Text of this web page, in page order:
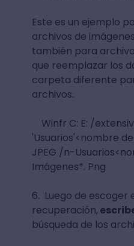
Este es un ejemplo
archivos de
también para
que reemplazar los
carpeta diferente
archivos.
Winfr C: E: /
'Usuarios'<nombre
JPEG /n-
Imágenes*. Png
6. Luego de escoger
recuperación,
búsqueda de los